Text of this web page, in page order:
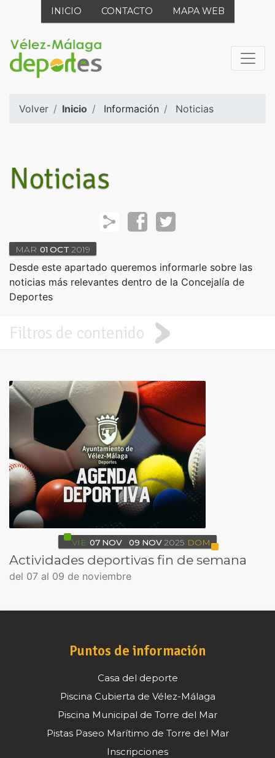
INICIO CONTACTO MAPA WEB
Volver Inicio Información Noticias
Noticias
MAR 01 OCT 2019
Desde este apartado queremos informarle sobre las
noticias más relevantes dentro de la Concejalía de
Deportes
Filtros de contenido
VIE 07 NOV 09 NOV2025 DOM
Actividades deportivas fin de semana
del 07 al 09 de noviembre
Puntos de información
Casa del deporte
Piscina Cubierta de Vélez-Málaga
Piscina Municipal de Torre del Mar
Pistas Paseo Marítimo de Torre del Mar
Inscripciones